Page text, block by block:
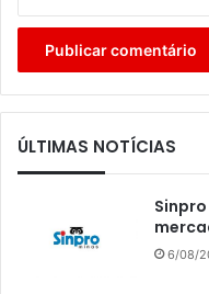
ÚLTIMAS NOTÍCIAS
6/08/